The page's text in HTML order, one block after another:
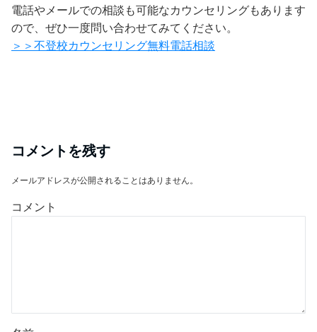
電話やメールでの相談も可能なカウンセリングもあります
ので、ぜひ一度問い合わせてみてください。
＞＞不登校カウンセリング無料電話相談
コメントを残す
メールアドレスが公開されることはありません。
コメント